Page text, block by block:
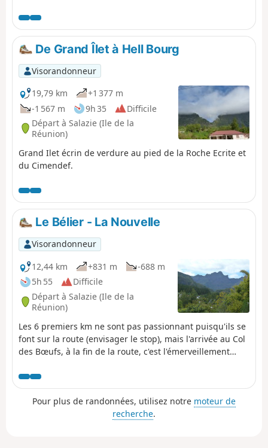
splendide avec vues spectaculaires sur le Piton des
Neiges. Découverte aussi de la partie nord du Cirque de
Mafate où la végétation est remarquable.
De Grand Îlet à Hell Bourg
Visorandonneur
19,79 km
+1 377 m
-1 567 m
9h 35
Difficile
Départ à Salazie (Ile de la
Réunion)
Grand Ilet écrin de verdure au pied de la Roche Ecrite et
du Cimendef.
Le Bélier - La Nouvelle
Visorandonneur
12,44 km
+831 m
-688 m
5h 55
Difficile
Départ à Salazie (Ile de la
Réunion)
Les 6 premiers km ne sont pas passionnant puisqu'ils se
font sur la route (envisager le stop), mais l'arrivée au Col
des Bœufs, à la fin de la route, c'est l'émerveillement
Pour plus de randonnées, utilisez notre moteur de
recherche.